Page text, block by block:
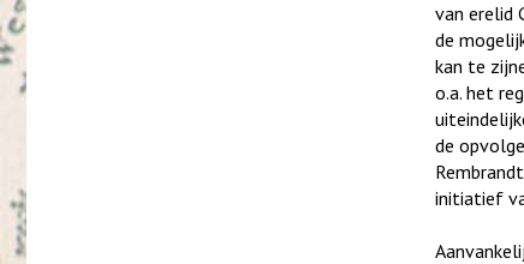
van erelid
de
kan te
o.a. het
de
initiatief